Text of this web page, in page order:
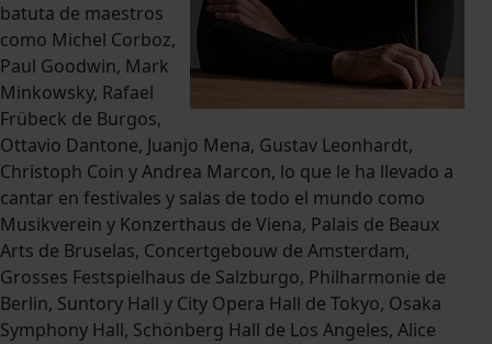
batuta de maestros
como Michel Corboz,
Paul Goodwin, Mark
Minkowsky, Rafael
Frübeck de Burgos,
Ottavio Dantone, Juanjo Mena, Gustav Leonhardt,
Christoph Coin y Andrea Marcon, lo que le ha llevado a
cantar en festivales y salas de todo el mundo como
Musikverein y Konzerthaus de Viena, Palais de Beaux
Arts de Bruselas, Concertgebouw de Amsterdam,
Grosses Festspielhaus de Salzburgo, Philharmonie de
Berlin, Suntory Hall y City Opera Hall de Tokyo, Osaka
Symphony Hall, Schönberg Hall de Los Angeles, Alice